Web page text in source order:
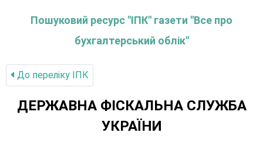
Пошуковий ресурс "ІПК" газети "Все про
бухгалтерський облік"
До переліку IПК
ДЕРЖАВНА ФІСКАЛЬНА СЛУЖБА
УКРАЇНИ